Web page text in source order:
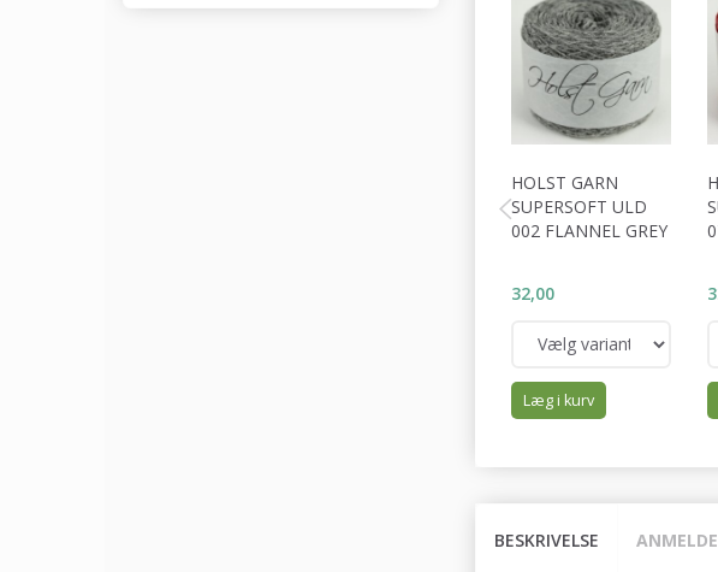
HOLST GARN
SUPERSOFT ULD
002 FLANNEL GREY
32,00
Læg i kurv
BESKRIVELSE